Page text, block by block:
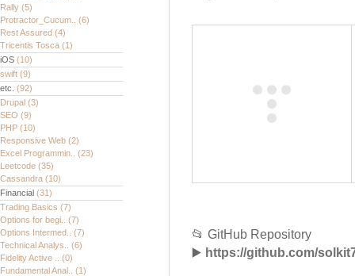
Rally (5)
Protractor_Cucum.. (6)
Rest Assured (4)
Tricentis Tosca (1)
iOS (10)
swift (9)
etc. (92)
Drupal (3)
SEO (9)
PHP (10)
Responsive Web (2)
Excel Programmin.. (23)
Leetcode (35)
Cassandra (10)
Financial (31)
Trading Basics (7)
Options for begi.. (7)
Options Intermed.. (7)
Technical Analys.. (6)
Fidelity Active .. (0)
Fundamental Anal.. (1)
📂 GitHub Repository
▶️ https://github.com/